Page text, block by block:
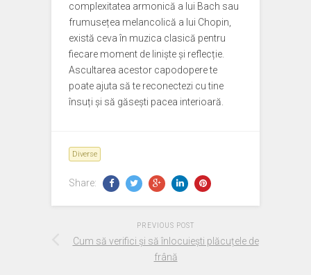
complexitatea armonică a lui Bach sau
frumusețea melancolică a lui Chopin,
există ceva în muzica clasică pentru
fiecare moment de liniște și reflecție.
Ascultarea acestor capodopere te
poate ajuta să te reconectezi cu tine
însuți și să găsești pacea interioară.
Diverse
Share:
PREVIOUS POST
Cum să verifici și să înlocuiești plăcuțele de
frână